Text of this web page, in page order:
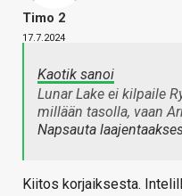
Timo 2
17.7.2024
Kaotik sanoi
Lunar Lake ei kilpaile
millään tasolla, vaan
Napsauta
Kiitos korjaiksesta.